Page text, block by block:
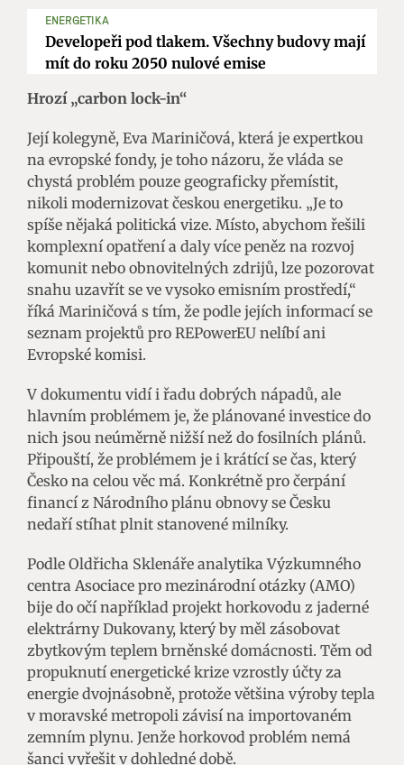
ENERGETIKA
Developeři pod tlakem. Všechny budovy mají
mít do roku 2050 nulové emise
Hrozí „carbon lock-in“
Její kolegyně, Eva Mariničová, která je expertkou
na evropské fondy, je toho názoru, že vláda se
chystá problém pouze geograficky přemístit,
nikoli modernizovat českou energetiku. „Je to
spíše nějaká politická vize. Místo, abychom řešili
komplexní opatření a daly více peněz na rozvoj
komunit nebo obnovitelných zdrijů, lze pozorovat
snahu uzavřít se ve vysoko emisním prostředí,“
říká Mariničová s tím, že podle jejích informací se
seznam projektů pro REPowerEU nelíbí ani
Evropské komisi.
V dokumentu vidí i řadu dobrých nápadů, ale
hlavním problémem je, že plánované investice do
nich jsou neúměrně nižší než do fosilních plánů.
Připouští, že problémem je i krátící se čas, který
Česko na celou věc má. Konkrétně pro čerpání
financí z Národního plánu obnovy se Česku
nedaří stíhat plnit stanovené milníky.
Podle Oldřicha Sklenáře analytika Výzkumného
centra Asociace pro mezinárodní otázky (AMO)
bije do očí například projekt horkovodu z jaderné
elektrárny Dukovany, který by měl zásobovat
zbytkovým teplem brněnské domácnosti. Těm od
propuknutí energetické krize vzrostly účty za
energie dvojnásobně, protože většina výroby tepla
v moravské metropoli závisí na importovaném
zemním plynu. Jenže horkovod problém nemá
šanci vyřešit v dohledné době.